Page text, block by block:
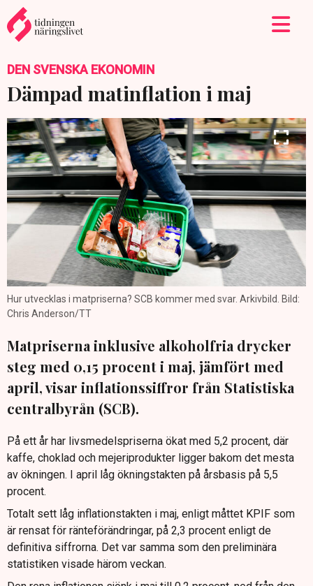
DEN SVENSKA EKONOMIN
Dämpad matinflation i maj
Hur utvecklas i matpriserna? SCB kommer med svar. Arkivbild. Bild:
Chris Anderson/TT
Matpriserna inklusive alkoholfria drycker
steg med 0,15 procent i maj, jämfört med
april, visar inflationssiffror från Statistiska
centralbyrån (SCB).
På ett år har livsmedelspriserna ökat med 5,2 procent, där
kaffe, choklad och mejeriprodukter ligger bakom det mesta
av ökningen. I april låg ökningstakten på årsbasis på 5,5
procent.
Totalt sett låg inflationstakten i maj, enligt måttet KPIF som
är rensat för ränteförändringar, på 2,3 procent enligt de
definitiva siffrorna. Det var samma som den preliminära
statistiken visade härom veckan.